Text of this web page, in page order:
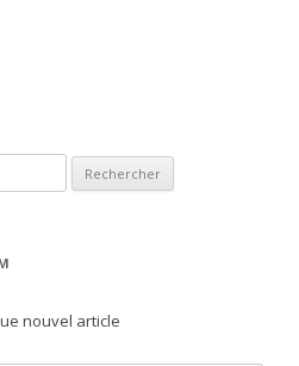
nouvel article